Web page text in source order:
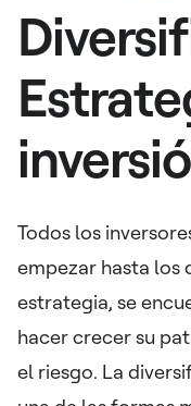
Todos los
empezar hasta los
estrategia, se
hacer crecer su
el riesgo. La